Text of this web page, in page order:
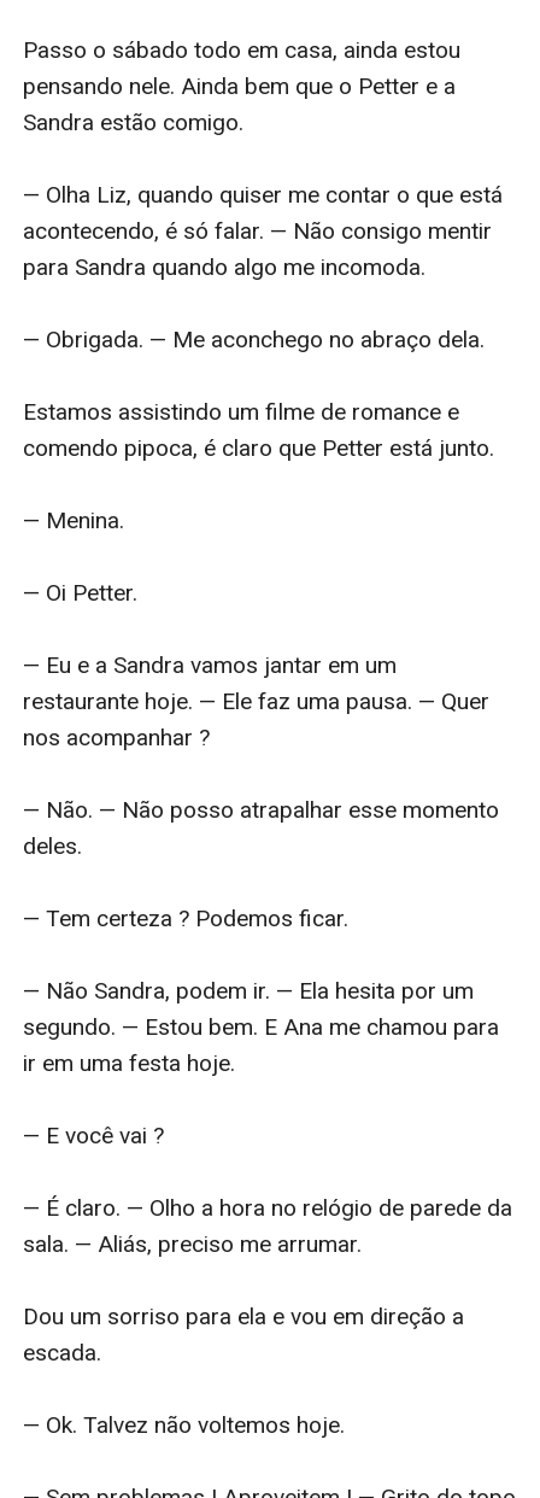
Passo o sábado todo em casa, ainda estou
pensando nele. Ainda bem que o Petter e a
Sandra estão comigo.
— Olha Liz, quando quiser me contar o que está
acontecendo, é só falar. — Não consigo mentir
para Sandra quando algo me incomoda.
— Obrigada. — Me aconchego no abraço dela.
Estamos assistindo um filme de romance e
comendo pipoca, é claro que Petter está junto.
— Menina.
— Oi Petter.
— Eu e a Sandra vamos jantar em um
restaurante hoje. — Ele faz uma pausa. — Quer
nos acompanhar ?
— Não. — Não posso atrapalhar esse momento
deles.
— Tem certeza ? Podemos ficar.
— Não Sandra, podem ir. — Ela hesita por um
segundo. — Estou bem. E Ana me chamou para
ir em uma festa hoje.
— E você vai ?
— É claro. — Olho a hora no relógio de parede da
sala. — Aliás, preciso me arrumar.
Dou um sorriso para ela e vou em direção a
escada.
— Ok. Talvez não voltemos hoje.